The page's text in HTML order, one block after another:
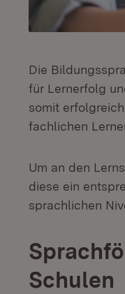
Die
für Lernerfolg
somit
fachlichen
Um an den
diese ein
sprachlichen
Schulen